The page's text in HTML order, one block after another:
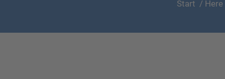
Start / Here